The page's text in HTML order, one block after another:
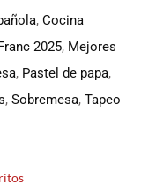
, Cocina
2025, Mejores
, Pastel de papa,
, Sobremesa, Tapeo